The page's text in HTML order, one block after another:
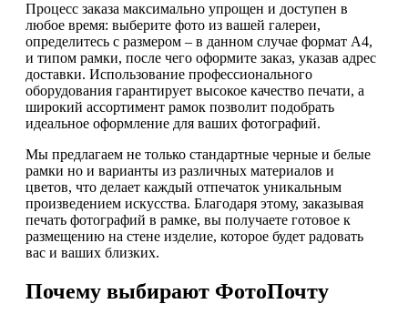
Процесс заказа максимально упрощен и доступен в
любое время: выберите фото из вашей галереи,
определитесь с размером – в данном случае формат А4,
и типом рамки, после чего оформите заказ, указав адрес
доставки. Использование профессионального
оборудования гарантирует высокое качество печати, а
широкий ассортимент рамок позволит подобрать
идеальное оформление для ваших фотографий.
Мы предлагаем не только стандартные черные и белые
рамки но и варианты из различных материалов и
цветов, что делает каждый отпечаток уникальным
произведением искусства. Благодаря этому, заказывая
печать фотографий в рамке, вы получаете готовое к
размещению на стене изделие, которое будет радовать
вас и ваших близких.
Почему выбирают ФотоПочту